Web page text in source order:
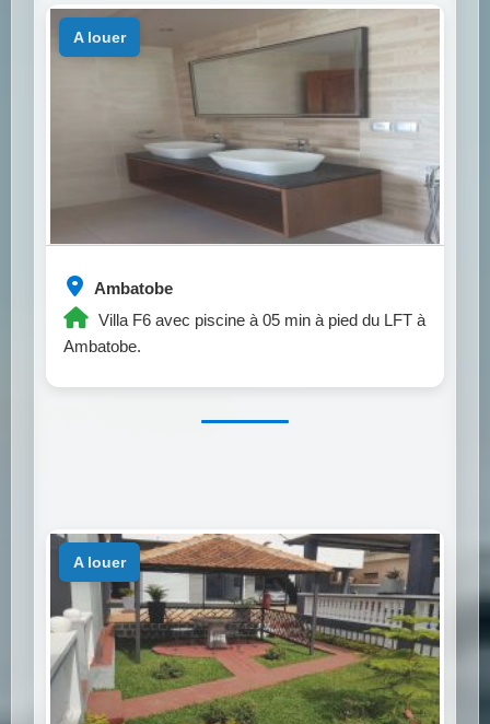
Ambatobe
Villa F6 avec piscine à 05 min à pied du LFT à
Ambatobe.
a louer
a louer